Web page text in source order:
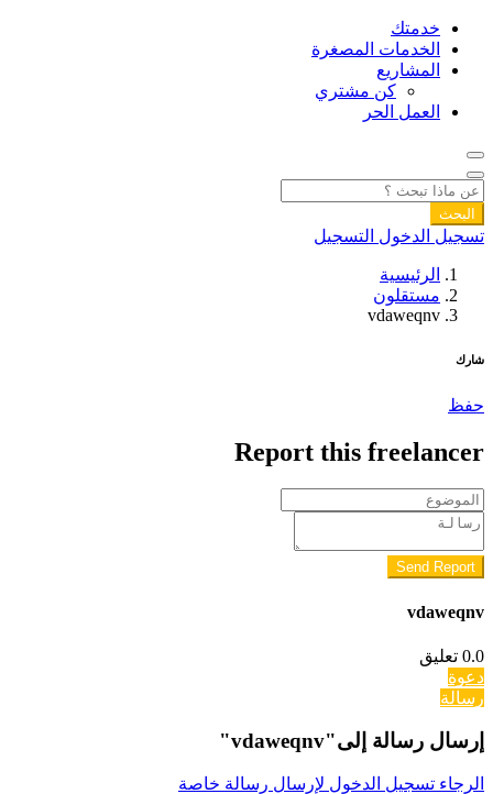
خدمتك
الخدمات المصغرة
المشاريع
كن مشتري
العمل الحر
البحث
تسجيل الدخول التسجيل
الرئيسية
مستقلون
vdaweqnv
شارك
حفظ
Report this freelancer
Send Report
vdaweqnv
0.0 تعليق
دعوة
رسالة
إرسال رسالة إلى"vdaweqnv"
الرجاء تسجيل الدخول لإرسال رسالة خاصة